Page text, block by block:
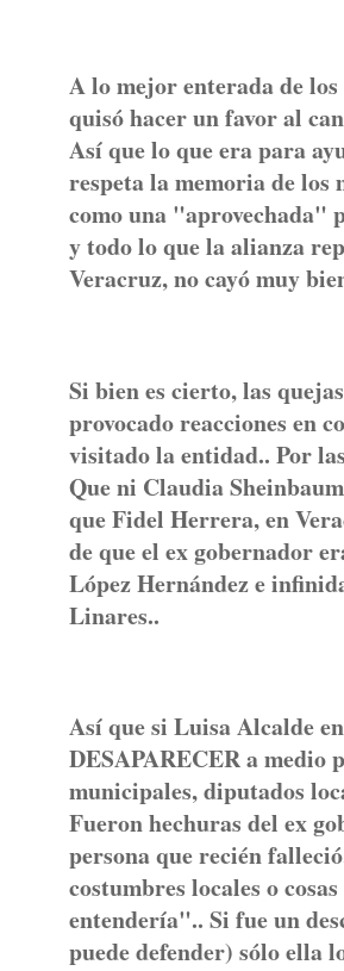
A lo mejor enterada de
quisó hacer un favor al
Así que lo que era para
respeta la memoria de los
como una "aprovechada"
y todo lo que la alianza
Veracruz, no cayó muy
Si bien es cierto, las
provocado reacciones en
visitado la entidad.. Por
Que ni Claudia
que Fidel Herrera, en
de que el ex gobernador
López Hernández e
Linares..
Así que si Luisa Alcalde
DESAPARECER a medio
municipales, diputados
Fueron hechuras del ex
persona que recién
costumbres locales o
entendería".. Si fue un
puede defender) sólo ella